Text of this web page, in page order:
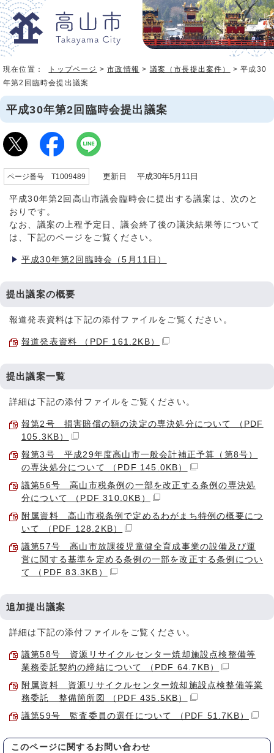
現在位置： トップページ >市政情報 > 議案（市長提出案件）
> 平成30
年第2回臨時会提出議案
平成30年第2回臨時会提出議案
ページ番号 T1009489 更新日 平成30年5月11日
平成30年第2回高山市議会臨時会に提出する議案は、次のと
おりです。
なお、議案の上程予定日、議会終了後の議決結果等について
は、下記のページをご覧ください。
平成30年第2回臨時会（5月11日）
提出議案の概要
報道発表資料は下記の添付ファイルをご覧ください。
報道発表資料 （PDF 161.2KB）
提出議案一覧
詳細は下記の添付ファイルをご覧ください。
報第2号 損害賠償の額の決定の専決処分について （PDF
105.3KB）
報第3号 平成29年度高山市一般会計補正予算（第8号）
の専決処分について （PDF 145.0KB）
議第56号 高山市税条例の一部を改正する条例の専決処
分について （PDF 310.0KB）
附属資料 高山市税条例で定めるわがまち特例の概要につ
いて （PDF 128.2KB）
議第57号 高山市放課後児童健全育成事業の設備及び運
営に関する基準を定める条例の一部を改正する条例につい
て （PDF 83.3KB）
追加提出議案
詳細は下記の添付ファイルをご覧ください。
議第58号 資源リサイクルセンター焼却施設点検整備等
業務委託契約の締結について （PDF 64.7KB）
附属資料 資源リサイクルセンター焼却施設点検整備等業
務委託 整備箇所図 （PDF 435.5KB）
議第59号 監査委員の選任について （PDF 51.7KB）
このページに関する お問い合わせ